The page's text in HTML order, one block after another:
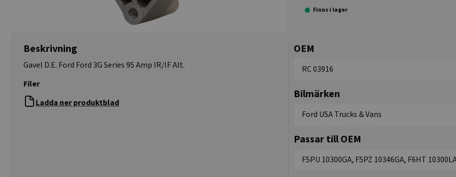
Finns i lager
Beskrivning
Gavel D.E. Ford Ford 3G Series 95 Amp IR/IF Alt.
Filer
Ladda ner produktblad
OEM
RC 03916
Bilmärken
Ford USA Trucks & Vans
Passar till OEM
F5PU 10300GA, F5PZ 10346GA, F6HT